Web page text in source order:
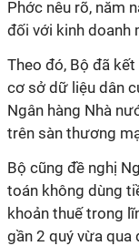
Phớc nêu rõ, năm
đối với kinh doanh
Theo đó, Bộ đã
cơ sở dữ liệu dân
Ngân hàng Nhà
trên sàn thương
Bộ cũng đề nghị
toán không dùng
khoản thuế trong
gần 2 quý vừa